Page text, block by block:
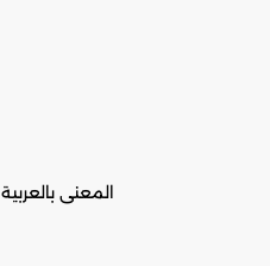
المعنى بالعربية